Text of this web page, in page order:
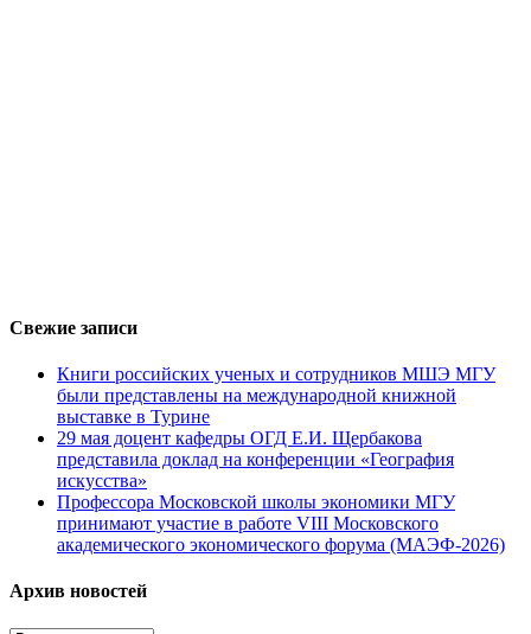
Свежие записи
Книги российских ученых и сотрудников МШЭ МГУ
были представлены на международной книжной
выставке в Турине
29 мая доцент кафедры ОГД Е.И. Щербакова
представила доклад на конференции «География
искусства»
Профессора Московской школы экономики МГУ
принимают участие в работе VIII Московского
академического экономического форума (МАЭФ-2026)
Архив новостей